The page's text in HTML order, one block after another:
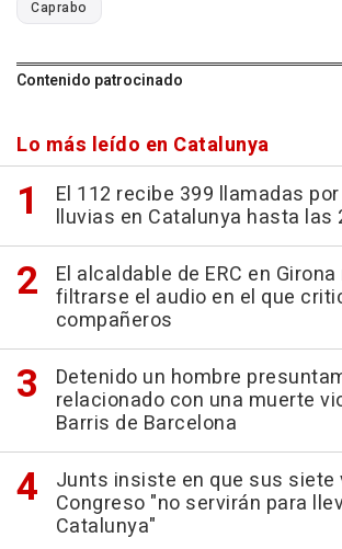
Caprabo
Contenido patrocinado
Lo más leído en Catalunya
El 112 recibe 399 llamadas
lluvias en Catalunya hasta las
El alcaldable de ERC en
filtrarse el audio en el que
compañeros
Detenido un hombre
relacionado con una muerte
Barris de Barcelona
Junts insiste en que sus siete
Congreso "no servirán para
Catalunya"